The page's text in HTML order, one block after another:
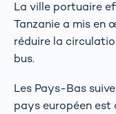
La ville portuaire
Tanzanie a mis en
réduire la
bus.
Les Pays-Bas
pays européen est